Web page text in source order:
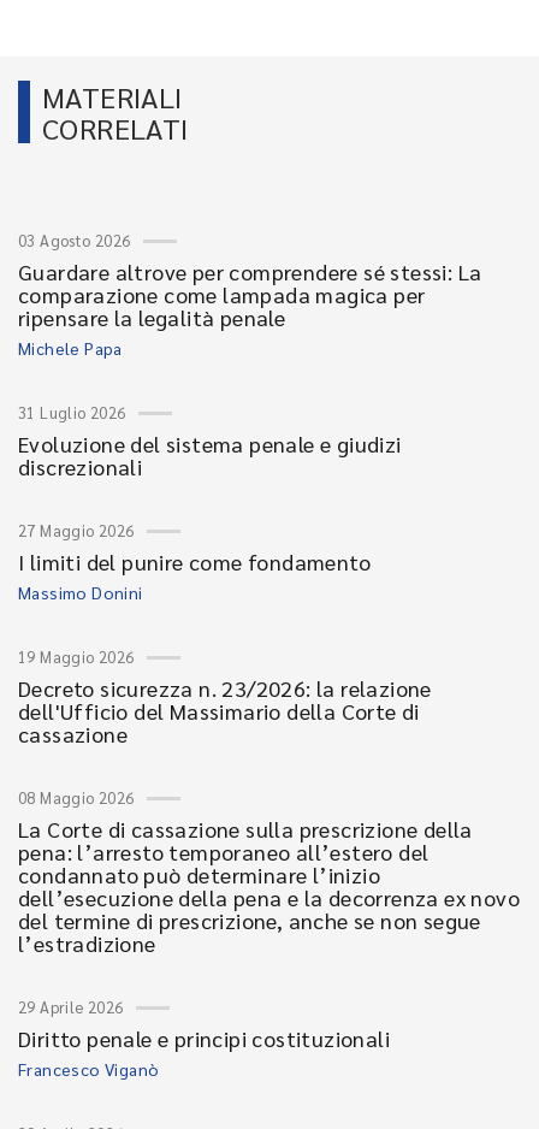
MATERIALI
CORRELATI
03 Agosto 2026
Guardare altrove per comprendere sé stessi: La
comparazione come lampada magica per
ripensare la legalità penale
Michele Papa
31 Luglio 2026
Evoluzione del sistema penale e giudizi
discrezionali
27 Maggio 2026
I limiti del punire come fondamento
Massimo Donini
19 Maggio 2026
Decreto sicurezza n. 23/2026: la relazione
dell'Ufficio del Massimario della Corte di
cassazione
08 Maggio 2026
La Corte di cassazione sulla prescrizione della
pena: l’arresto temporaneo all’estero del
condannato può determinare l’inizio
dell’esecuzione della pena e la decorrenza ex novo
del termine di prescrizione, anche se non segue
l’estradizione
29 Aprile 2026
Diritto penale e principi costituzionali
Francesco Viganò